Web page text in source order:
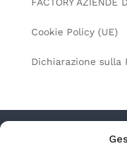
FACTORY AZIENDE
Cookie Policy (UE)
Dichiarazione sulla